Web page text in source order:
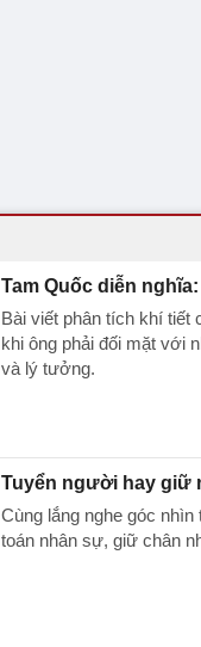
Tam Quốc diễn
Bài viết phân tích khí tiết
khi ông phải đối mặt với
và lý tưởng.
Tuyển người hay giữ
Cùng lắng nghe góc
toán nhân sự, giữ chân